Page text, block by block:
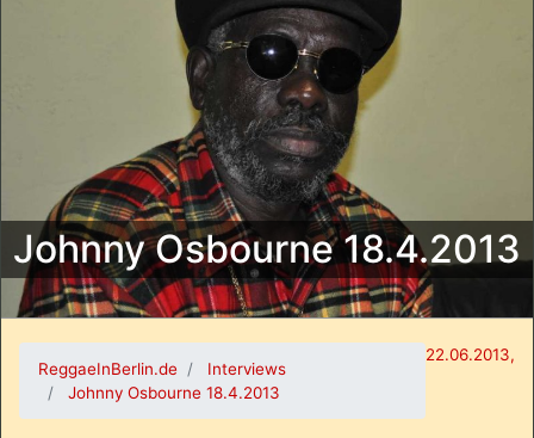
Johnny Osbourne 18.4.2013
22.06.2013,
ReggaeInBerlin.de
Interviews
Johnny Osbourne 18.4.2013